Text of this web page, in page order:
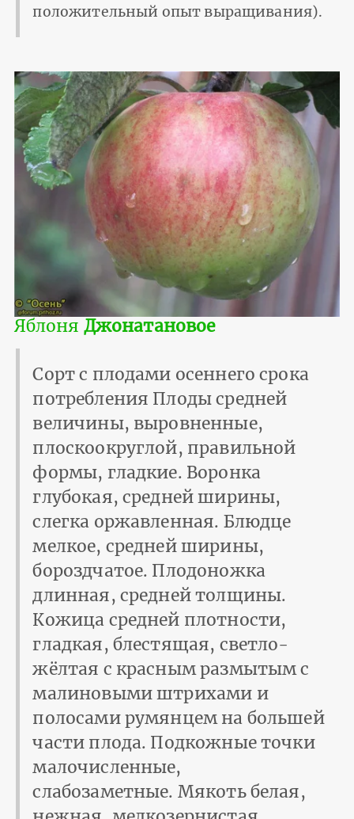
положительный опыт выращивания).
Яблоня Джонатановое
Сорт с плодами осеннего срока
потребления Плоды средней
величины, выровненные,
плоскоокруглой, правильной
формы, гладкие. Воронка
глубокая, средней ширины,
слегка оржавленная. Блюдце
мелкое, средней ширины,
бороздчатое. Плодоножка
длинная, средней толщины.
Кожица средней плотности,
гладкая, блестящая, светло-
жёлтая с красным размытым с
малиновыми штрихами и
полосами румянцем на большей
части плода. Подкожные точки
малочисленные,
слабозаметные. Мякоть белая,